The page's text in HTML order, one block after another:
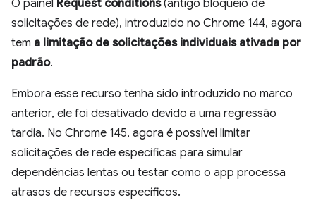
O painel Request conditions(antigo bloqueio de
solicitações de rede), introduzido no Chrome 144, agora
tem a limitação de solicitações individuais ativada por
padrão.
Embora esse recurso tenha sido introduzido no marco
anterior, ele foi desativado devido a uma regressão
tardia. No Chrome 145, agora é possível limitar
solicitações de rede específicas para simular
dependências lentas ou testar como o app processa
atrasos de recursos específicos.